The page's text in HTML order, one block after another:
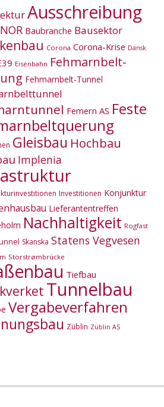
Ausschreibung
Baubranche Bausektor
Corona Corona-Krise Dansk
Eisenbahn Fehmarnbelt-
Fehmarnbelt-Tunnel
Femern AS Feste
Gleisbau Hochbau
Implenia
Investitionen Konjunktur
Lieferantentreffen
Nachhaltigkeit Rogfast
Skanska Statens Vegvesen
Storstrømbrücke
Tiefbau
Tunnelbau
Vergabeverfahren
Züblin Züblin AS